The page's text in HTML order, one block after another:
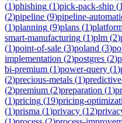
(1)phishing (1)pick-pack-ship (1
(2)pipeline (9)pipeline-
(1)planning (9)plans (1)
smart-manufacturing (1)plm (2)
(1)point-of-sale (3)poland (3)
implementation (2)postgres (2)
bi-premium (1)power-query (1)
(2)precious-metals (1)
(2)premium (2)preparation (1)
(1)pricing (19)pricing-
(1)prisma (1)privacy (12)